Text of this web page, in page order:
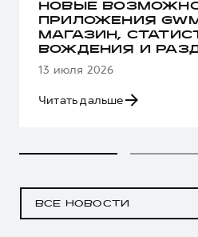
НОВЫЕ
ПРИЛОЖЕНИЯ
МАГАЗИН,
ВОЖДЕНИЯ И
13 июля 2026
Читать дальше
ВСЕ НОВОСТИ